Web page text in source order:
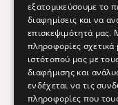
εξατομικεύσουμε το
διαφημίσεις και να
επισκεψιμότητά μας.
πληροφορίες
ιστότοπού μας με
διαφήμισης και
ενδέχεται να τις
πληροφορίες που